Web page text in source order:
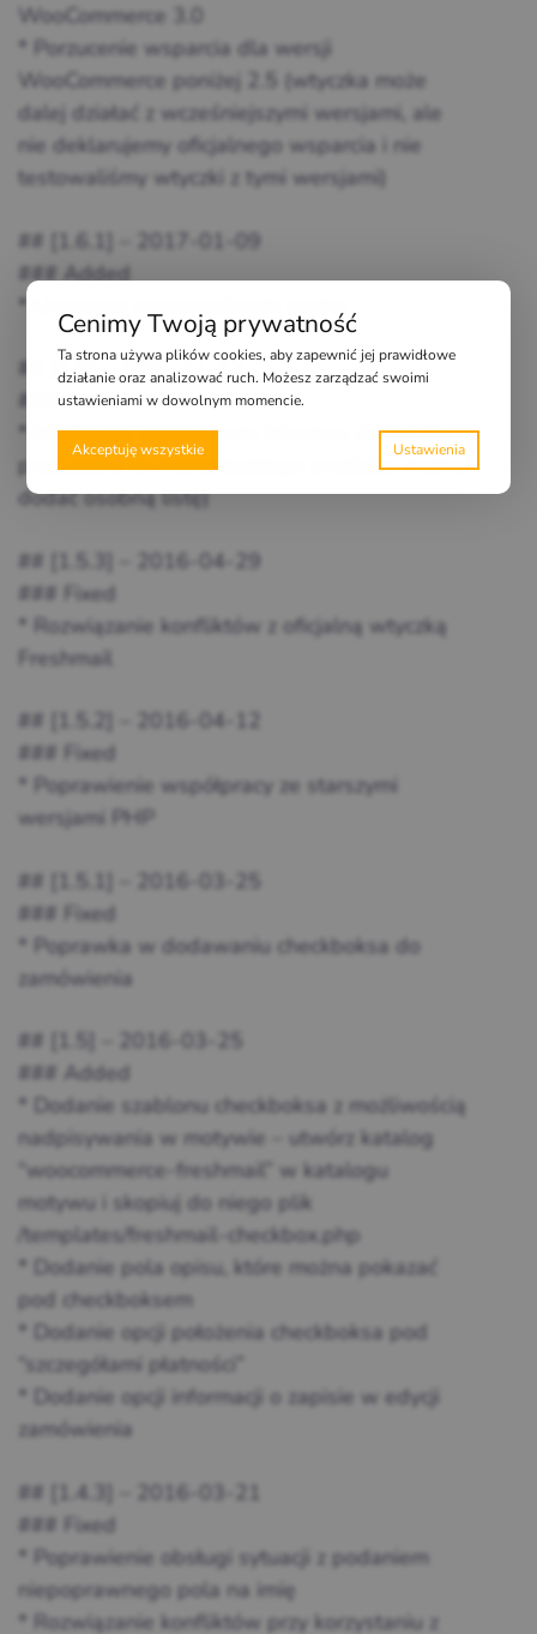
WooCommerce 3.0
* Porzucenie wsparcia dla wersji
WooCommerce poniżej 2.5 (wtyczka może
dalej działać z wcześniejszymi wersjami, ale
nie deklarujemy oficjalnego wsparcia i nie
testowaliśmy wtyczki z tymi wersjami)
## [1.6.1] – 2017-01-09
### Added
* Usunięcie niepotrzebnych logów
## [1.6] – 2016-11-17
### Added
* Możliwość zapisywania klientow do list dla
produktów (w edycji każdego produktu można
dodać osobną listę)
## [1.5.3] – 2016-04-29
### Fixed
* Rozwiązanie konfliktów z oficjalną wtyczką
Freshmail
## [1.5.2] – 2016-04-12
### Fixed
* Poprawienie współpracy ze starszymi
wersjami PHP
## [1.5.1] – 2016-03-25
### Fixed
* Poprawka w dodawaniu checkboksa do
zamówienia
## [1.5] – 2016-03-25
### Added
* Dodanie szablonu checkboksa z możliwością
nadpisywania w motywie – utwórz katalog
“woocommerce-freshmail” w katalogu
motywu i skopiuj do niego plik
/templates/freshmail-checkbox.php
* Dodanie pola opisu, które można pokazać
pod checkboksem
* Dodanie opcji położenia checkboksa pod
“szczegółami płatności”
* Dodanie opcji informacji o zapisie w edycji
zamówienia
## [1.4.3] – 2016-03-21
### Fixed
* Poprawienie obsługi sytuacji z podaniem
niepoprawnego pola na imię
* Rozwiązanie konfliktów przy korzystaniu z
Cenimy Twoją prywatność
Ta strona używa plików cookies, aby zapewnić jej prawidłowe
działanie oraz analizować ruch. Możesz zarządzać swoimi
ustawieniami w dowolnym momencie.
Akceptuję wszystkie